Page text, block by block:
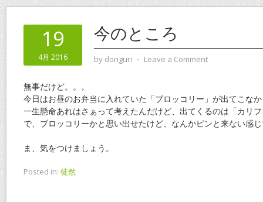
19
4月 2016
今のところ
by donguri ⋅ Leave a Comment
無事だけど。。。
今日はお昼のお弁当に入れていた「ブロッコリー」が出てこな
一生懸命あれはさぁって考えたんだけど、出てくるのは「カリ
で、ブロッコリーかと思い出せたけど、なんかピンと来ない感
ま、気をつけましょう。
Posted in: 徒然